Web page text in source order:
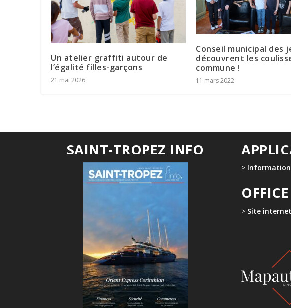
Un atelier graffiti autour de
l’égalité filles-garçons
21 mai 2026
Conseil municipal des
découvrent les
commune !
11 mars 2022
SAINT-TROPEZ INFO
>
> Site internet